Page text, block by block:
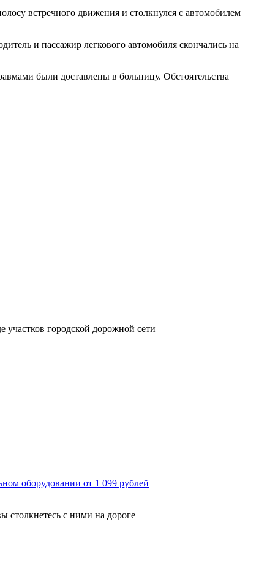
встречного движения и столкнулся с автомобилем
и пассажир легкового автомобиля скончались на
были доставлены в больницу. Обстоятельства
городской дорожной сети
оборудовании от 1 099 рублей
столкнетесь с ними на дороге